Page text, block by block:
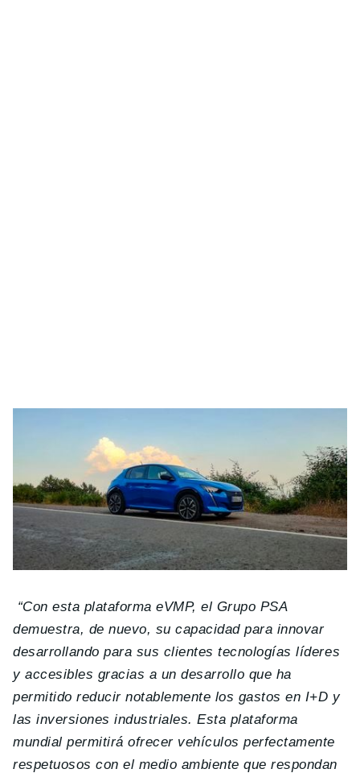
“Con esta plataforma eVMP, el Grupo PSA
demuestra, de nuevo, su capacidad para innovar
desarrollando para sus clientes tecnologías líderes
y accesibles gracias a un desarrollo que ha
permitido reducir notablemente los gastos en I+D y
las inversiones industriales. Esta plataforma
mundial permitirá ofrecer vehículos perfectamente
respetuosos con el medio ambiente que respondan